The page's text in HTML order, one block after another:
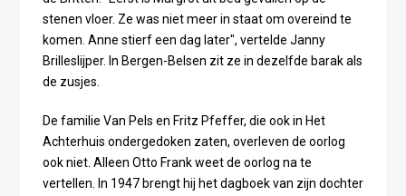
stenen vloer. Ze was niet meer in staat om overeind te
komen. Anne stierf een dag later", vertelde Janny
Brilleslijper. In Bergen-Belsen zit ze in dezelfde barak als
de zusjes.
De familie Van Pels en Fritz Pfeffer, die ook in Het
Achterhuis ondergedoken zaten, overleven de oorlog
ook niet. Alleen Otto Frank weet de oorlog na te
vertellen. In 1947 brengt hij het dagboek van zijn dochter